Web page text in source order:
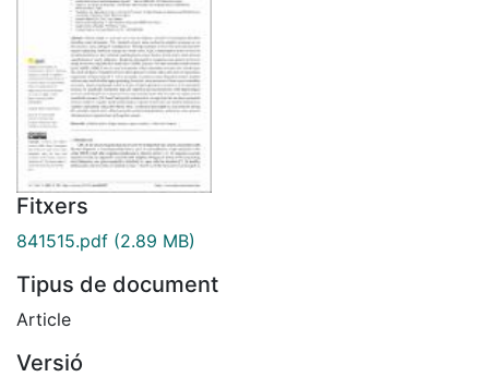
Fitxers
841515.pdf (2.89 MB)
Tipus de document
Article
Versió